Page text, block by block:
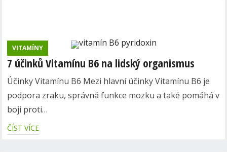
VITAMÍNY
7 účinků Vitamínu B6 na lidský organismus
Účinky Vitamínu B6 Mezi hlavní účinky Vitamínu B6 je
podpora zraku, správná funkce mozku a také pomáhá v
boji proti…
ČÍST VÍCE